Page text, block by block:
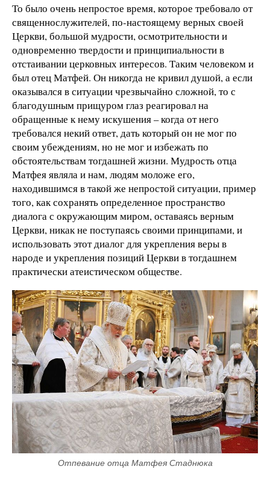
То было очень непростое время, которое требовало от
священнослужителей, по-настоящему верных своей
Церкви, большой мудрости, осмотрительности и
одновременно твердости и принципиальности в
отстаивании церковных интересов. Таким человеком и
был отец Матфей. Он никогда не кривил душой, а если
оказывался в ситуации чрезвычайно сложной, то с
благодушным прищуром глаз реагировал на
обращенные к нему искушения – когда от него
требовался некий ответ, дать который он не мог по
своим убеждениям, но не мог и избежать по
обстоятельствам тогдашней жизни. Мудрость отца
Матфея являла и нам, людям моложе его,
находившимся в такой же непростой ситуации, пример
того, как сохранять определенное пространство
диалога с окружающим миром, оставаясь верным
Церкви, никак не поступаясь своими принципами, и
использовать этот диалог для укрепления веры в
народе и укрепления позиций Церкви в тогдашнем
практически атеистическом обществе.
Отпевание отца Матфея Стаднюка